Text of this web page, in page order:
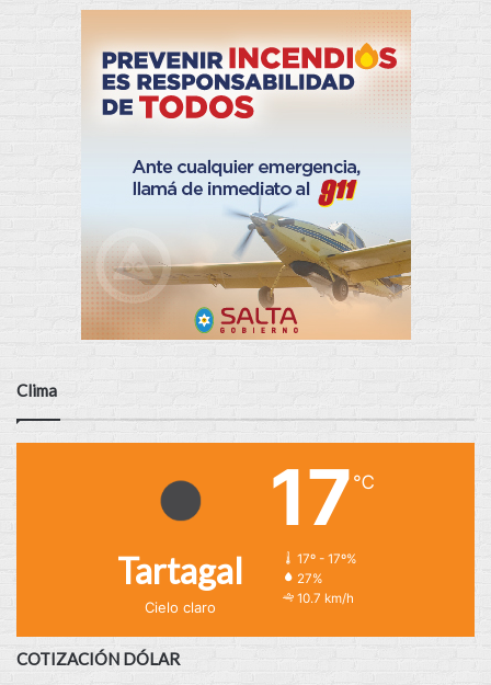
Clima
Tartagal
Cielo claro
17 ℃
17º - 17º%
27%
10.7 km/h
COTIZACIÓN DÓLAR